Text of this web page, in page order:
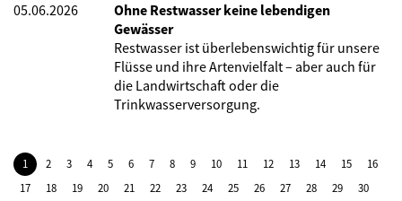
05.06.2026
Ohne Restwasser keine lebendigen
Gewässer
Restwasser ist überlebenswichtig für unsere
Flüsse und ihre Artenvielfalt – aber auch für
die Landwirtschaft oder die
Trinkwasserversorgung.
1 2 3 4 5 6 7 8 9 10 11 12 13 14 15
16
17
18 19 20 21 22 23 24 25 26 27 28 29
30